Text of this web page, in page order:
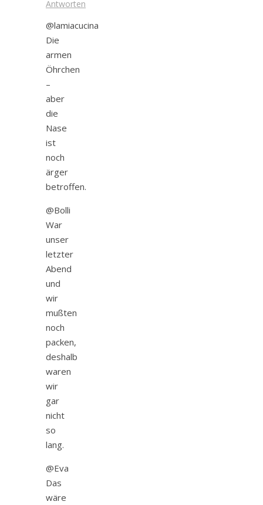
Antworten
@lamiacucina
Die
armen
Öhrchen
–
aber
die
Nase
ist
noch
ärger
betroffen.
@Bolli
War
unser
letzter
Abend
und
wir
mußten
noch
packen,
deshalb
waren
wir
gar
nicht
so
lang.
@Eva
Das
wäre